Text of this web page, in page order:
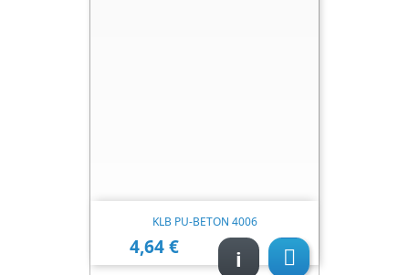
KLB PU-BETON 4006
Ціна
4,64 € 
i